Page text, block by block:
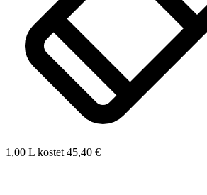
1,00 L kostet 45,40 €